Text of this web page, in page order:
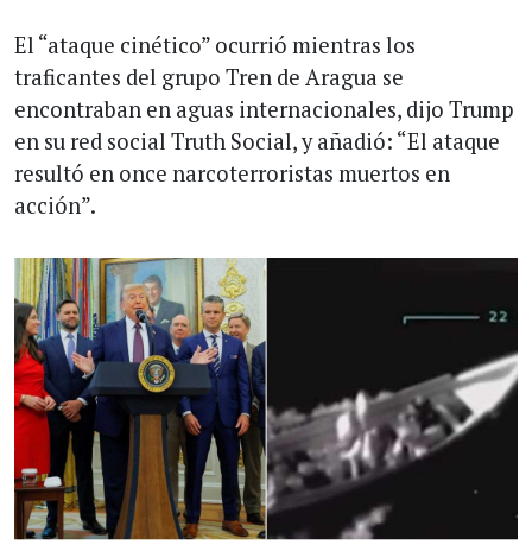
El “ataque cinético” ocurrió mientras los
traficantes del grupo Tren de Aragua se
encontraban en aguas internacionales, dijo Trump
en su red social Truth Social, y añadió: “El ataque
resultó en once narcoterroristas muertos en
acción”.